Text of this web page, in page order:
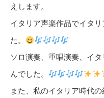
えします。
イタリア声楽作品でイタ
た。
ソロ演奏、重唱演奏、イ
んでした。
また、私のイタリア時代